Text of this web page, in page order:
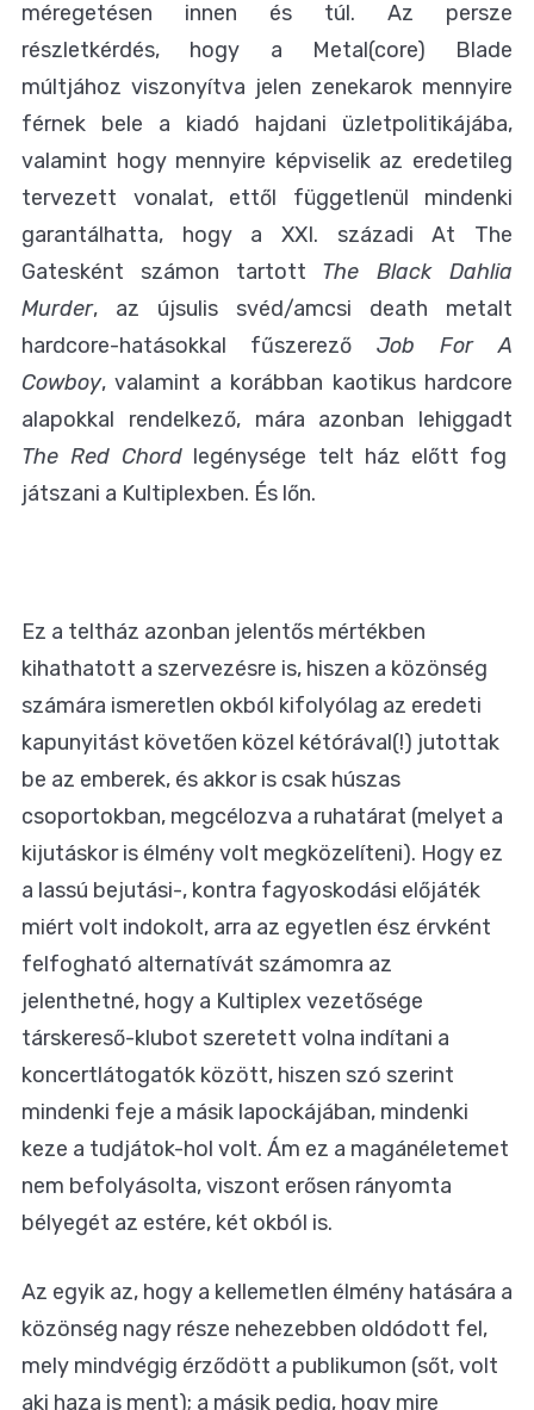
méregetésen innen és túl. Az persze
részletkérdés, hogy a Metal(core) Blade
múltjához viszonyítva jelen zenekarok mennyire
férnek bele a kiadó hajdani üzletpolitikájába,
valamint hogy mennyire képviselik az eredetileg
tervezett vonalat, ettől függetlenül mindenki
garantálhatta, hogy a XXI. századi At The
Gatesként számon tartott The Black Dahlia
Murder, az újsulis svéd/amcsi death metalt
hardcore-hatásokkal fűszerező Job For A
Cowboy, valamint a korábban kaotikus hardcore
alapokkal rendelkező, mára azonban lehiggadt
The Red Chord legénysége telt ház előtt fog
játszani a Kultiplexben. És lőn.
Ez a teltház azonban jelentős mértékben
kihathatott a szervezésre is, hiszen a közönség
számára ismeretlen okból kifolyólag az eredeti
kapunyitást követően közel kétórával(!) jutottak
be az emberek, és akkor is csak húszas
csoportokban, megcélozva a ruhatárat (melyet a
kijutáskor is élmény volt megközelíteni). Hogy ez
a lassú bejutási-, kontra fagyoskodási előjáték
miért volt indokolt, arra az egyetlen ész érvként
felfogható alternatívát számomra az
jelenthetné, hogy a Kultiplex vezetősége
társkereső-klubot szeretett volna indítani a
koncertlátogatók között, hiszen szó szerint
mindenki feje a másik lapockájában, mindenki
keze a tudjátok-hol volt. Ám ez a magánéletemet
nem befolyásolta, viszont erősen rányomta
bélyegét az estére, két okból is.
Az egyik az, hogy a kellemetlen élmény hatására a
közönség nagy része nehezebben oldódott fel,
mely mindvégig érződött a publikumon (sőt, volt
aki haza is ment); a másik pedig, hogy mire